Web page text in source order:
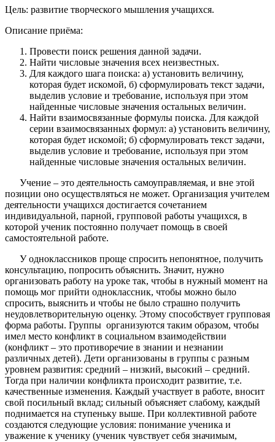
Цель: развитие творческого мышления учащихся.
Описание приёма:
Провести поиск решения данной задачи.
Найти числовые значения всех неизвестных.
Для каждого шага поиска: а) установить величину,
которая будет искомой, б) сформулировать текст задачи,
выделив условие и требование, используя при этом
найденные числовые значения остальных величин.
Найти взаимосвязанные формулы поиска. Для каждой
серии взаимосвязанных формул: а) установить величину,
которая будет искомой; б) сформулировать текст задачи,
выделив условие и требование, используя при этом
найденные числовые значения остальных величин.
Учение – это деятельность самоуправляемая, и вне этой
позиции оно осуществляться не может. Организация учителем
деятельности учащихся достигается сочетанием
индивидуальной, парной, групповой работы учащихся, в
которой ученик постоянно получает помощь в своей
самостоятельной работе.
У одноклассников проще спросить непонятное, получить
консультацию, попросить объяснить. Значит, нужно
организовать работу на уроке так, чтобы в нужный момент на
помощь мог прийти одноклассник, чтобы можно было
спросить, выяснить и чтобы не было страшно получить
неудовлетворительную оценку. Этому способствует групповая
форма работы. Группы организуются таким образом, чтобы
имел место конфликт в социальном взаимодействии
(конфликт – это противоречие в знании и незнании
различных детей). Дети организованы в группы с разным
уровнем развития: средний – низкий, высокий – средний.
Тогда при наличии конфликта происходит развитие, т.е.
качественные изменения. Каждый участвует в работе, вносит
свой посильный вклад; сильный объясняет слабому, каждый
поднимается на ступеньку выше. При коллективной работе
создаются следующие условия: понимание ученика и
уважение к ученику (ученик чувствует себя значимым,